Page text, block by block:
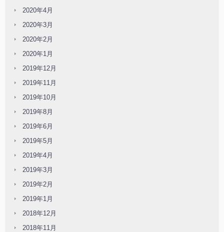
2020年4月
2020年3月
2020年2月
2020年1月
2019年12月
2019年11月
2019年10月
2019年8月
2019年6月
2019年5月
2019年4月
2019年3月
2019年2月
2019年1月
2018年12月
2018年11月